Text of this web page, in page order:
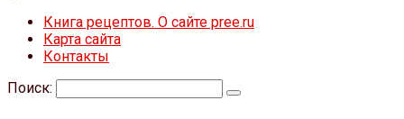
Книга рецептов. О сайте pree.ru
Карта сайта
Контакты
Поиск: